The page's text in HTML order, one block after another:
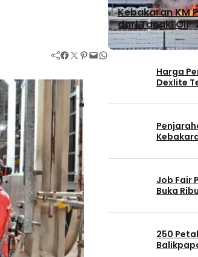
Facebook Twitter Pinterest Mail WhatsApp
Kebakaran KM
dari Tangki Oli
Harga
Dexlite
Job Fair
Buka
250